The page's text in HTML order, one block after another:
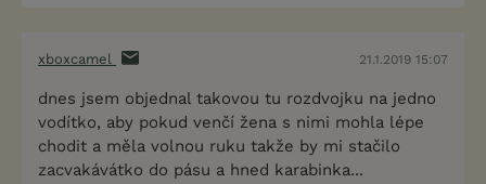
xboxcamel 21.1.2019 15:07
dnes jsem objednal takovou tu rozdvojku na jedno
vodítko, aby pokud venčí žena s nimi mohla lépe
chodit a měla volnou ruku takže by mi stačilo
zacvakávátko do pásu a hned karabinka...